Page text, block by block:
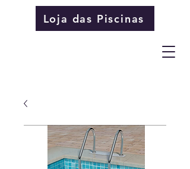
Loja das Piscinas